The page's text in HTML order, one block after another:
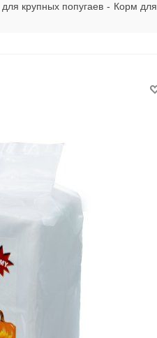
крупных попугаев - Корм